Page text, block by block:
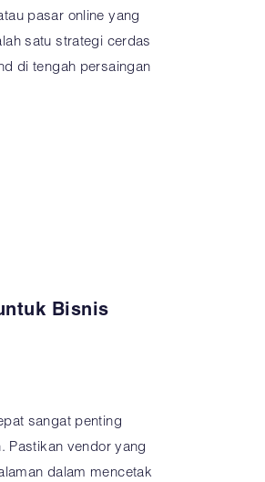
pasar online yang
satu strategi cerdas
di tengah persaingan
Bisnis
sangat penting
Pastikan vendor yang
dalam mencetak